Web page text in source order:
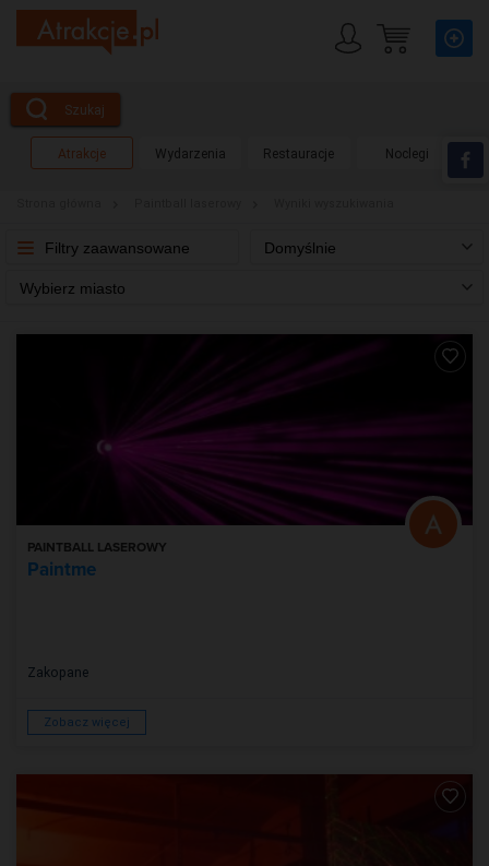
Szukaj
Atrakcje Wydarzenia Restauracje Noclegi
Filtry zaawansowane Domyślnie
Wybierz miasto
PAINTBALL LASEROWY
Paintme
Zakopane
Zobacz więcej